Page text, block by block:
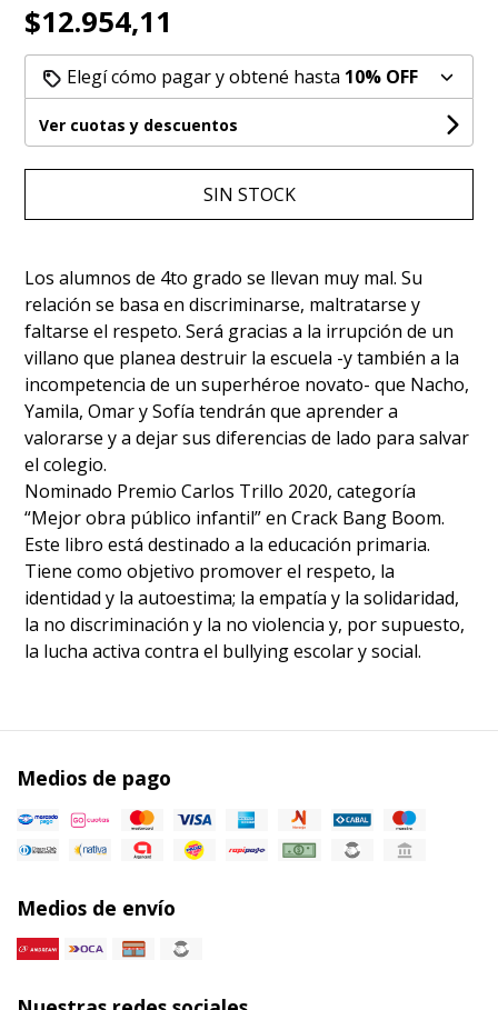
$12.954,11
Elegí cómo pagar y obtené hasta 10% OFF
Ver cuotas y descuentos
SIN STOCK
Los alumnos de 4to grado se llevan muy mal. Su
relación se basa en discriminarse, maltratarse y
faltarse el respeto. Será gracias a la irrupción de un
villano que planea destruir la escuela -y también a la
incompetencia de un superhéroe novato- que Nacho,
Yamila, Omar y Sofía tendrán que aprender a
valorarse y a dejar sus diferencias de lado para salvar
el colegio.
Nominado Premio Carlos Trillo 2020, categoría
“Mejor obra público infantil” en Crack Bang Boom.
Este libro está destinado a la educación primaria.
Tiene como objetivo promover el respeto, la
identidad y la autoestima; la empatía y la solidaridad,
la no discriminación y la no violencia y, por supuesto,
la lucha activa contra el bullying escolar y social.
Medios de pago
Medios de envío